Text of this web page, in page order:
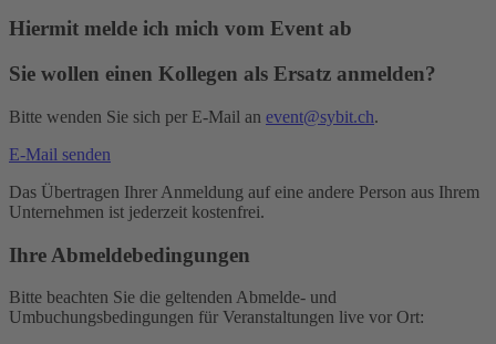
Hiermit melde ich mich vom Event ab
Sie wollen einen Kollegen als Ersatz anmelden?
Bitte wenden Sie sich per E-Mail an event@sybit.ch.
E-Mail senden
Das Übertragen Ihrer Anmeldung auf eine andere Person aus Ihrem
Unternehmen ist jederzeit kostenfrei.
Ihre Abmeldebedingungen
Bitte beachten Sie die geltenden Abmelde- und
Umbuchungsbedingungen für Veranstaltungen live vor Ort: